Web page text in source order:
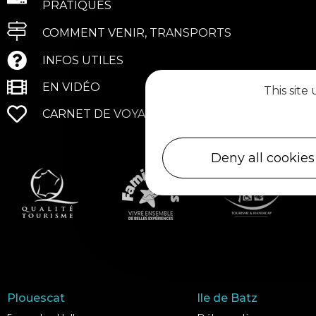
PRATIQUES
COMMENT VENIR, TRANSPORTS
INFOS UTILES
EN VIDÉO
CARNET DE VOYAGE
Plouescat Ile de Batz
This site
Deny all cookies